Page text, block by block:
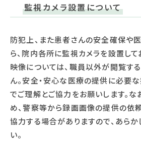
監視カメラ設置について
防犯上、また患者さんの安全確保や
ら、院内各所に監視カメラを設置して
映像については、職員以外が閲覧す
ん。安全・安心な医療の提供に必要
でご理解とご協力をお願いします。な
め、警察等から録画画像の提供の依
協力する場合がありますので、あらか
い。